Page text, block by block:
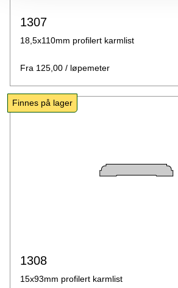
1307
18,5x110mm profilert karmlist
Fra 125,00 / løpemeter
Finnes på lager
1308
15x93mm profilert karmlist